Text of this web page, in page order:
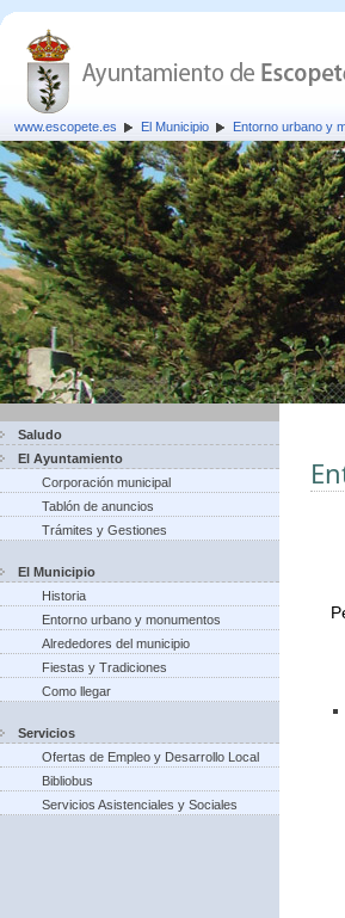
www.escopete.es El Municipio Entorno urbano y
Saludo
El Ayuntamiento
Corporación municipal
Tablón de anuncios
Trámites y Gestiones
El Municipio
Historia
Entorno urbano y monumentos
Alrededores del municipio
Fiestas y Tradiciones
Como llegar
Servicios
Ofertas de Empleo y Desarrollo Local
Bibliobus
Servicios Asistenciales y Sociales